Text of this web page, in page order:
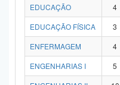
EDUCAÇÃO
4
EDUCAÇÃO FÍSICA
3
ENFERMAGEM
4
ENGENHARIAS I
5